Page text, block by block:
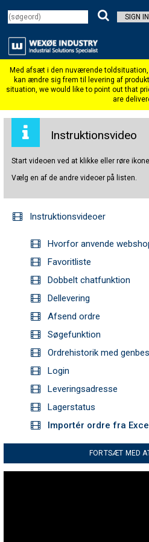
SIGN IN
Instruktionsvideo
Start videoen ved at klikke eller røre
Vælg en af de andre videoer på listen.
Instruktionsvideoer
Hvorfor anvende
Favoritliste
Dobbelt chatfunktion
Dellevering
Afsend ordre
Søgefunktion
Ordrehistorik med
Login
Leveringsadresse
Lagerstatus
Importér ordre fra